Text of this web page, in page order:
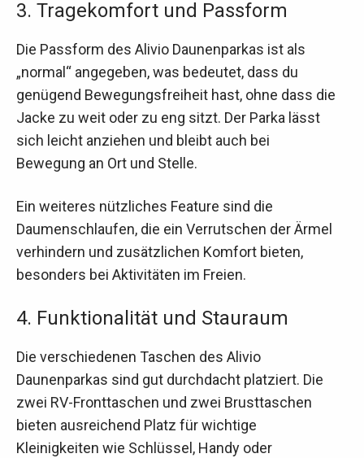
3. Tragekomfort und Passform
Die Passform des Alivio Daunenparkas ist als
„normal“ angegeben, was bedeutet, dass du
genügend Bewegungsfreiheit hast, ohne dass die
Jacke zu weit oder zu eng sitzt. Der Parka lässt
sich leicht anziehen und bleibt auch bei
Bewegung an Ort und Stelle.
Ein weiteres nützliches Feature sind die
Daumenschlaufen, die ein Verrutschen der Ärmel
verhindern und zusätzlichen Komfort bieten,
besonders bei Aktivitäten im Freien.
4. Funktionalität und Stauraum
Die verschiedenen Taschen des Alivio
Daunenparkas sind gut durchdacht platziert. Die
zwei RV-Fronttaschen und zwei Brusttaschen
bieten ausreichend Platz für wichtige
Kleinigkeiten wie Schlüssel, Handy oder